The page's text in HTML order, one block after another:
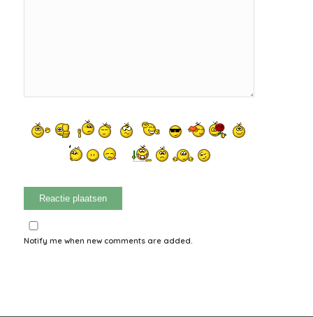
Notify me when new comments are added.